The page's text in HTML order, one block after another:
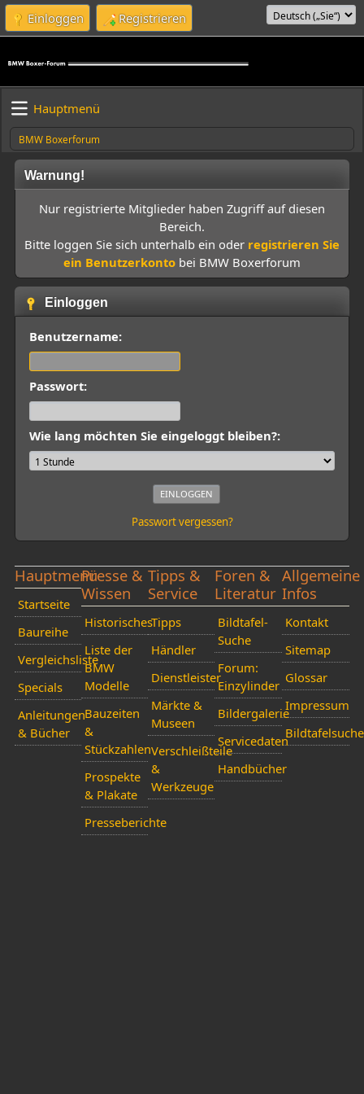
Einloggen Registrieren
Hauptmenü
BMW Boxerforum
Warnung!
Nur registrierte Mitglieder haben Zugriff auf diesen
Bereich.
Bitte loggen Sie sich unterhalb ein oder registrieren Sie
ein Benutzerkonto bei BMW Boxerforum
Einloggen
Benutzername:
Passwort:
Wie lang möchten Sie eingeloggt bleiben?:
Passwort vergessen?
Hauptmenü
Startseite
Baureihe
Vergleichsliste
Specials
Anleitungen
& Bücher
Presse &
Wissen
Historisches
Liste der
BMW
Modelle
Bauzeiten
&
Stückzahlen
Prospekte
& Plakate
Presseberichte
Tipps &
Service
Tipps
Händler
Dienstleister
Märkte &
Museen
Verschleißteile
&
Werkzeuge
Foren &
Literatur
Bildtafel-
Suche
Forum:
Einzylinder
Bildergalerie
Servicedaten
Handbücher
Allgemeine
Infos
Kontakt
Sitemap
Glossar
Impressum
Bildtafelsuche